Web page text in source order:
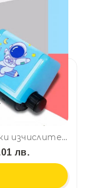
Детенце учи математика: Детски изчислителен печат MATHROLLER - разнообразие от различни уравнения със СЪБИРАНЕ само с едно движение, син цвят, 1бр.
лв.